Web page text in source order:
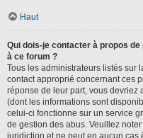
Haut
Qui dois-je contacter à propos de
à ce forum ?
Tous les administrateurs listés sur
contact approprié concernant ces
réponse de leur part, vous devriez
(dont les informations sont
celui-ci fonctionne sur un service
de gestion des abus. Veuillez
juridiction et ne peut en aucun cas